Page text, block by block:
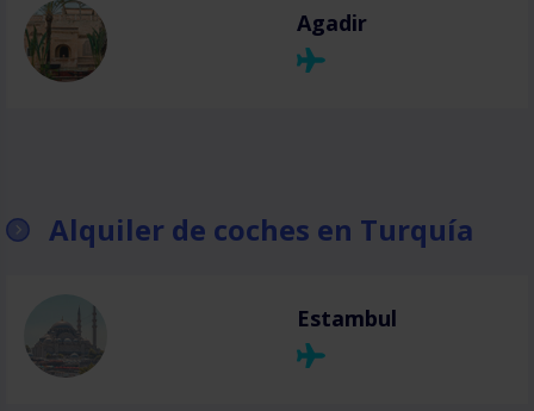
Agadir
Alquiler de coches en Turquía
Estambul